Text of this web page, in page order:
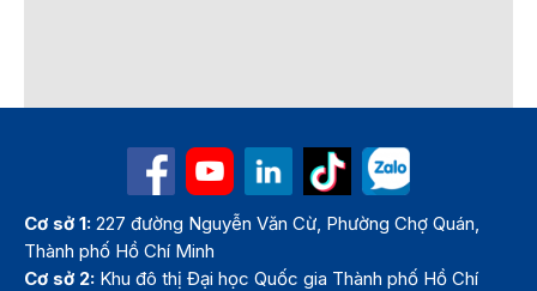
Cơ sở 1: 227 đường Nguyễn Văn Cừ, Phường Chợ Quán,
Thành phố Hồ Chí Minh
Cơ sở 2: Khu đô thị Đại học Quốc gia Thành phố Hồ Chí